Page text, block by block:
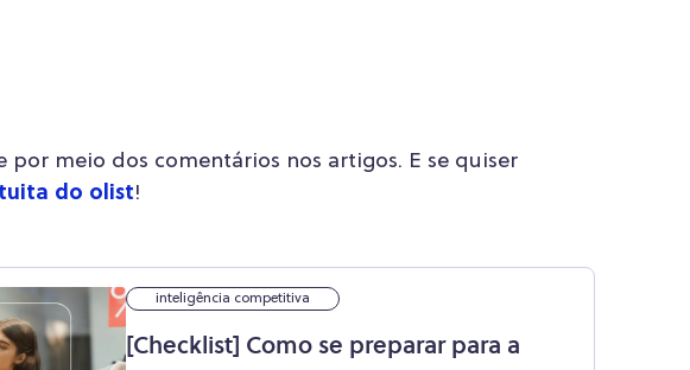
por meio dos comentários nos artigos. E se quiser
do olist!
inteligência competitiva
[Checklist] Como se preparar para a